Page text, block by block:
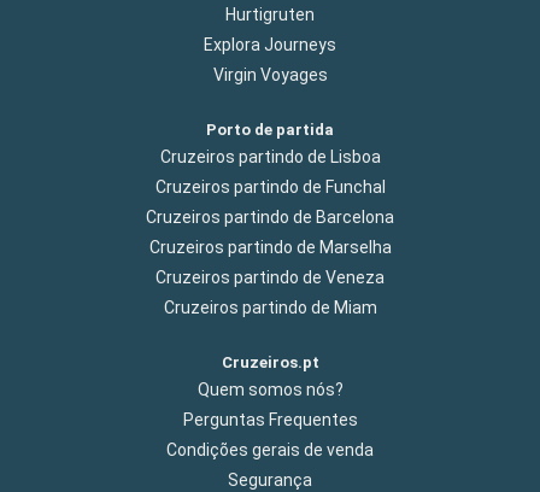
Hurtigruten
Explora Journeys
Virgin Voyages
Porto de partida
Cruzeiros partindo de Lisboa
Cruzeiros partindo de Funchal
Cruzeiros partindo de Barcelona
Cruzeiros partindo de Marselha
Cruzeiros partindo de Veneza
Cruzeiros partindo de Miam
Cruzeiros.pt
Quem somos nós?
Perguntas Frequentes
Condições gerais de venda
Segurança